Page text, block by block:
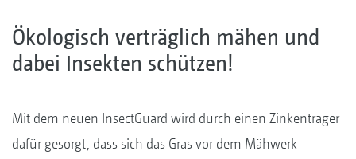
Ökologisch verträglich mähen und
dabei Insekten schützen!
Mit dem neuen InsectGuard wird durch einen Zinkenträger
dafür gesorgt, dass sich das Gras vor dem Mähwerk